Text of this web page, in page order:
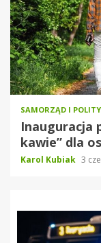
SAMORZĄD I
Inauguracja
kawie” dla
Karol Kubiak 3